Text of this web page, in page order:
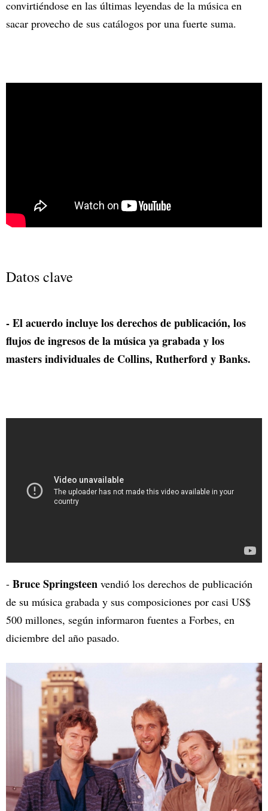
convirtiéndose en las últimas leyendas de la música en
sacar provecho de sus catálogos por una fuerte suma.
Datos clave
- El acuerdo incluye los derechos de publicación, los
flujos de ingresos de la música ya grabada y los
masters individuales de Collins, Rutherford y Banks.
- Bruce Springsteen vendió los derechos de publicación
de su música grabada y sus composiciones por casi US$
500 millones, según informaron fuentes a Forbes, en
diciembre del año pasado.